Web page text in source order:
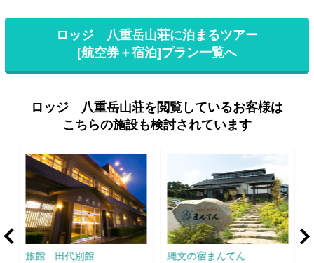
ロッジ 八重岳山荘に泊まるツアー
[航空券＋宿泊]プラン一覧へ
ロッジ 八重岳山荘を閲覧しているお客様は
こちらの施設も検討されています
旅館 田代別館 縄文の宿まんてん